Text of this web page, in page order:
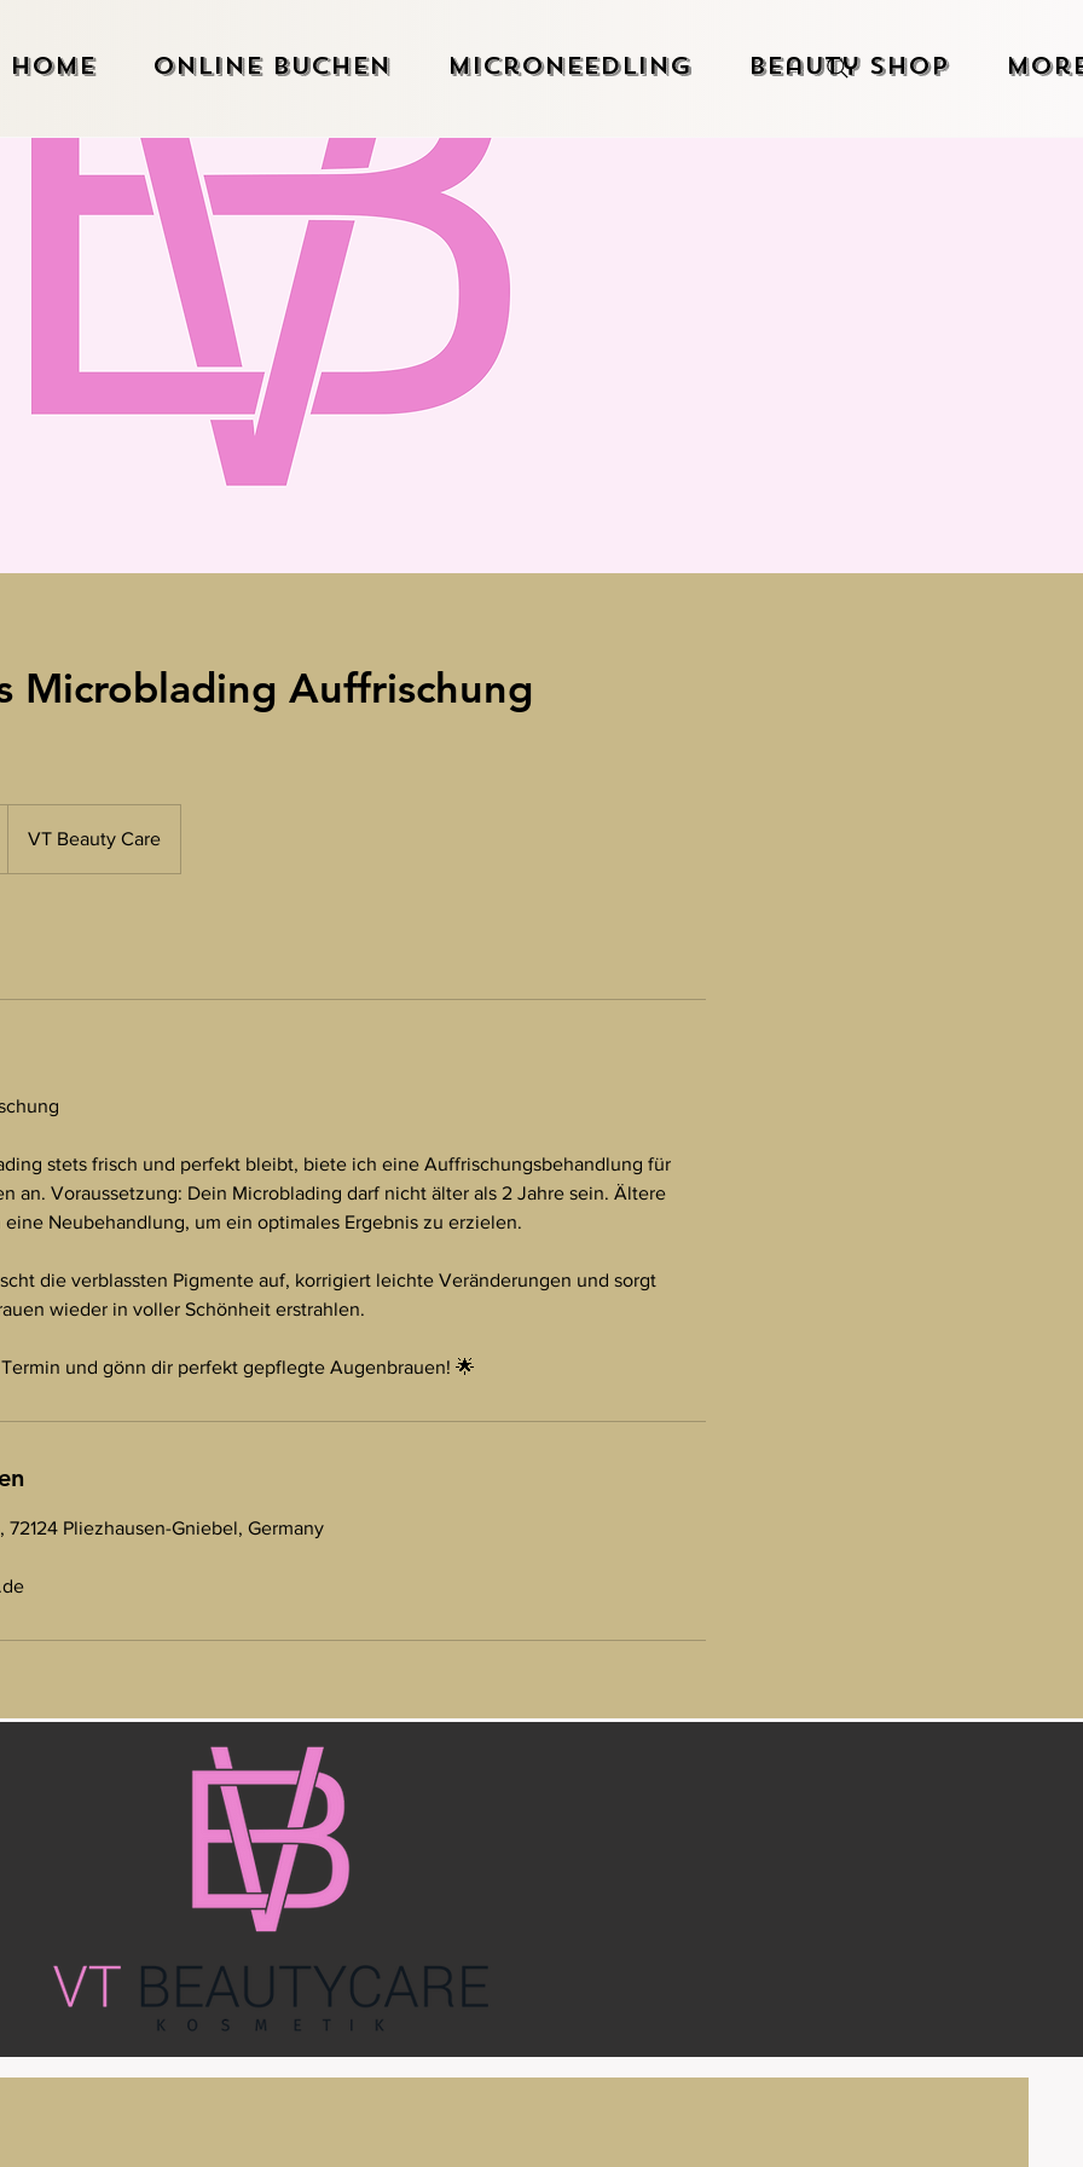
Home Online Buchen Microneedling Beauty Shop
Microblading Auffrischung
VT Beauty Care
stets frisch und perfekt bleibt, biete ich eine Auffrischungsbehandlung für
an. Voraussetzung: Dein Microblading darf nicht älter als 2 Jahre sein. Ältere
Neubehandlung, um ein optimales Ergebnis zu erzielen.
die verblassten Pigmente auf, korrigiert leichte Veränderungen und sorgt
wieder in voller Schönheit erstrahlen.
und gönn dir perfekt gepflegte Augenbrauen! 🌟
72124 Pliezhausen-Gniebel, Germany